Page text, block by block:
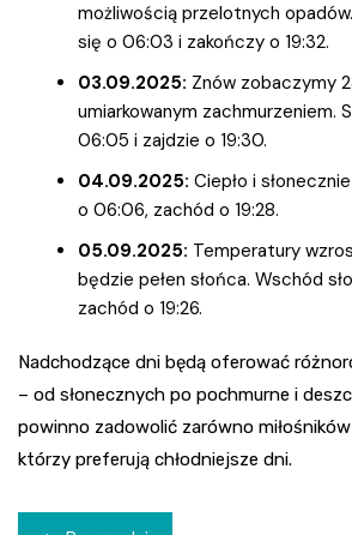
możliwością przelotnych
się o 06:03 i zakończy o 19:32.
03.09.2025: Znów zobaczymy
umiarkowanym zachmurzeniem.
06:05 i zajdzie o 19:30.
04.09.2025: Ciepło i
o 06:06, zachód o 19:28.
05.09.2025: Temperatury
będzie pełen słońca. Wschód
zachód o 19:26.
Nadchodzące dni będą oferować
– od słonecznych po pochmurne i
powinno zadowolić zarówno
którzy preferują chłodniejsze dni.